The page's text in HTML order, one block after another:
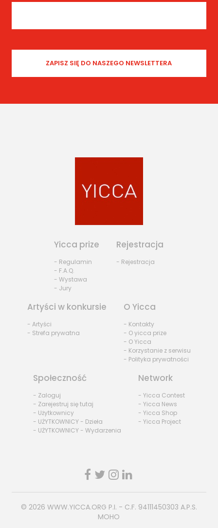
Yicca prize
- Regulamin
- F.A.Q.
- Wystawa
- Jury
Rejestracja
- Rejestracja
Artyści w konkursie
- Artyści
- Strefa prywatna
O Yicca
- Kontakty
- O yicca prize
- O Yicca
- Korzystanie z serwisu
- Polityka prywatności
Społeczność
- Zaloguj
- Zarejestruj się tutaj
- Użytkownicy
- UŻYTKOWNICY - Dzieła
- UŻYTKOWNICY - Wydarzenia
Network
- Yicca Contest
- Yicca News
- Yicca Shop
- Yicca Project
© 2026 WWW.YICCA.ORG P.I. - C.F. 94111450303 A.P.S.
MOHO